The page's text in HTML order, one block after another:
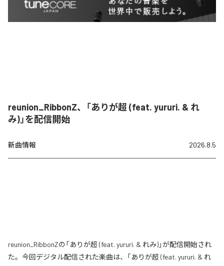
reunion_RibbonZ、「ありが超 (feat. yururi. & れ
み)」を配信開始
新曲情報 2026.8.5
reunion_RibbonZの「ありが超 (feat. yururi. & れみ)」が配信開始され
た。今回デジタル配信された楽曲は、「ありが超 (feat. yururi. & れ